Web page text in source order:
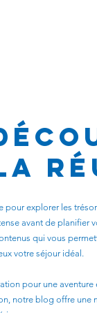
explorer les
avant de planifier
qui vous
votre séjour idéal.
pour une aventure
notre blog offre